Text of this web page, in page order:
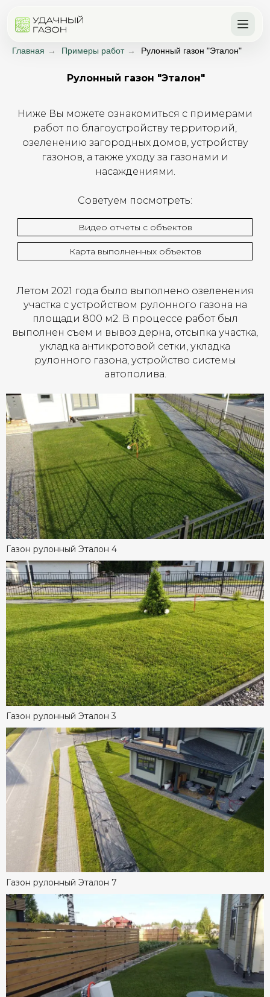
Главная → Примеры работ → Рулонный газон "Эталон"
Видео отчеты с объектов
Карта выполненных объектов
Рулонный газон "Эталон"
Ниже Вы можете ознакомиться с примерами
работ по благоустройству территорий,
озеленению загородных домов, устройству
газонов, а также уходу за газонами и
насаждениями.
Советуем посмотреть:
Летом 2021 года было выполнено озеленения
участка с устройством рулонного газона на
площади 800 м2. В процессе работ был
выполнен съем и вывоз дерна, отсыпка участка,
укладка антикротовой сетки, укладка
рулонного газона, устройство системы
автополива.
Газон рулонный Эталон 4
Газон рулонный Эталон 3
Газон рулонный Эталон 7